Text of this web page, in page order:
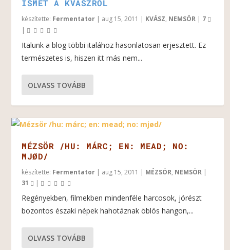
ISMÉT A KVÁSZRÓL
készítette: Fermentator | aug 15, 2011 | KVÁSZ, NEMSÖR | 7
|
Italunk a blog többi italához hasonlatosan erjesztett. Ez
természetes is, hiszen itt más nem...
OLVASS TOVÁBB
MÉZSÖR /HU: MÁRC; EN: MEAD; NO:
MJØD/
készítette: Fermentator | aug 15, 2011 | MÉZSÖR, NEMSÖR |
31
|
Regényekben, filmekben mindenféle harcosok, jórészt
bozontos északi népek hahotáznak öblös hangon,...
OLVASS TOVÁBB